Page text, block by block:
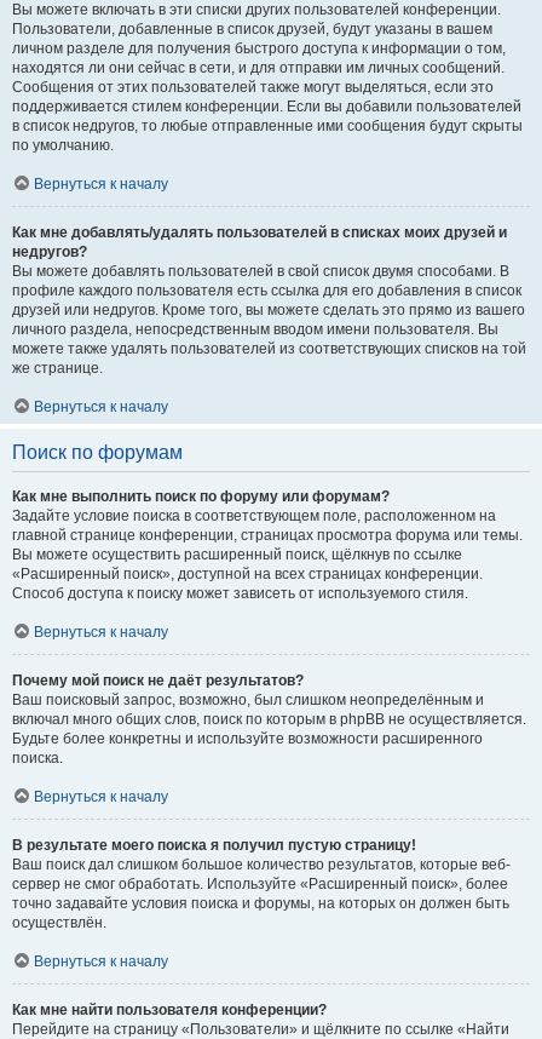
Вы можете включать в эти списки других пользователей конференции.
Пользователи, добавленные в список друзей, будут указаны в вашем
личном разделе для получения быстрого доступа к информации о том,
находятся ли они сейчас в сети, и для отправки им личных сообщений.
Сообщения от этих пользователей также могут выделяться, если это
поддерживается стилем конференции. Если вы добавили пользователей
в список недругов, то любые отправленные ими сообщения будут скрыты
по умолчанию.
Вернуться к началу
Как мне добавлять/удалять пользователей в списках моих друзей и
недругов?
Вы можете добавлять пользователей в свой список двумя способами. В
профиле каждого пользователя есть ссылка для его добавления в список
друзей или недругов. Кроме того, вы можете сделать это прямо из вашего
личного раздела, непосредственным вводом имени пользователя. Вы
можете также удалять пользователей из соответствующих списков на той
же странице.
Вернуться к началу
Поиск по форумам
Как мне выполнить поиск по форуму или форумам?
Задайте условие поиска в соответствующем поле, расположенном на
главной странице конференции, страницах просмотра форума или темы.
Вы можете осуществить расширенный поиск, щёлкнув по ссылке
«Расширенный поиск», доступной на всех страницах конференции.
Способ доступа к поиску может зависеть от используемого стиля.
Вернуться к началу
Почему мой поиск не даёт результатов?
Ваш поисковый запрос, возможно, был слишком неопределённым и
включал много общих слов, поиск по которым в phpBB не осуществляется.
Будьте более конкретны и используйте возможности расширенного
поиска.
Вернуться к началу
В результате моего поиска я получил пустую страницу!
Ваш поиск дал слишком большое количество результатов, которые веб-
сервер не смог обработать. Используйте «Расширенный поиск», более
точно задавайте условия поиска и форумы, на которых он должен быть
осуществлён.
Вернуться к началу
Как мне найти пользователя конференции?
Перейдите на страницу «Пользователи» и щёлкните по ссылке «Найти